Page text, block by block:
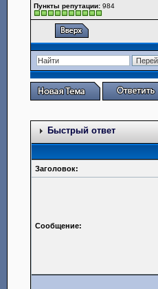
Пункты репутации: 984
Быстрый ответ
Заголовок:
Сообщение: